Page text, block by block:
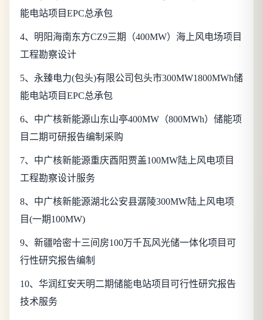
能电站项目EPC总承包
4、明阳海南东方CZ9三期（400MW）海上风电场项目
工程勘察设计
5、永臻电力(包头)有限公司包头市300MW1800MWh储
能电站项目EPC总承包
6、中广核新能源山东山亭400MW（800MWh）储能项
目二期可研报告编制采购
7、中广核新能源重庆酉阳贾盖100MW陆上风电项目
工程勘察设计服务
8、中广核新能源湖北公安县潺陵300MW陆上风电项
目(一期100MW)
9、新疆哈密十三间房100万千瓦风光储一体化项目可
行性研究报告编制
10、华润红安天明二期储能电站项目可行性研究报告
技术服务